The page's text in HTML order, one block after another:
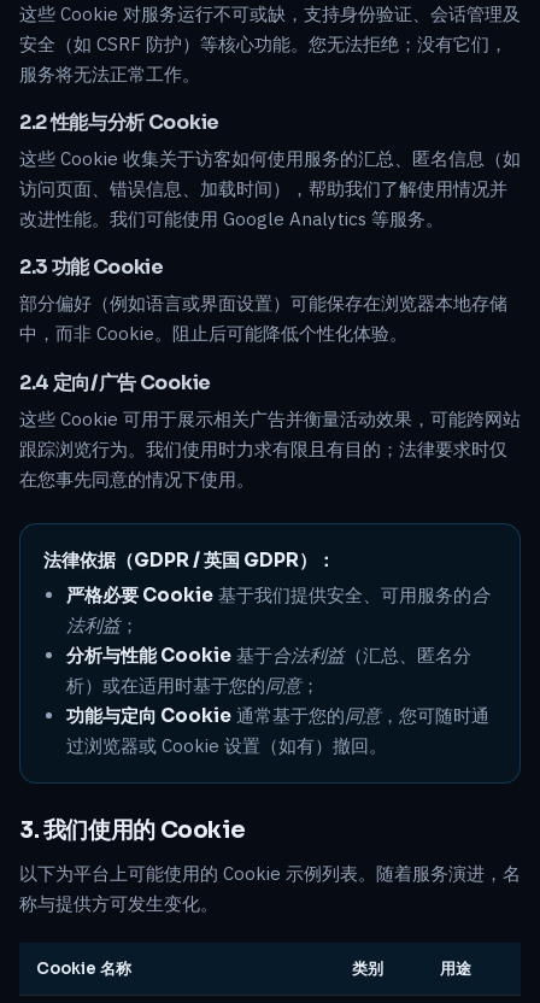
这些 Cookie 对服务运行不可或缺，支持身份验证、会话管理及
安全（如 CSRF 防护）等核心功能。您无法拒绝；没有它们，
服务将无法正常工作。
2.2 性能与分析 Cookie
这些 Cookie 收集关于访客如何使用服务的汇总、匿名信息（如
访问页面、错误信息、加载时间），帮助我们了解使用情况并
改进性能。我们可能使用 Google Analytics 等服务。
2.3 功能 Cookie
部分偏好（例如语言或界面设置）可能保存在浏览器本地存储
中，而非 Cookie。阻止后可能降低个性化体验。
2.4 定向/广告 Cookie
这些 Cookie 可用于展示相关广告并衡量活动效果，可能跨网站
跟踪浏览行为。我们使用时力求有限且有目的；法律要求时仅
在您事先同意的情况下使用。
法律依据（GDPR / 英国 GDPR）：
严格必要 Cookie 基于我们提供安全、可用服务的合
法利益；
分析与性能 Cookie 基于合法利益（汇总、匿名分
析）或在适用时基于您的同意；
功能与定向 Cookie 通常基于您的同意，您可随时通
过浏览器或 Cookie 设置（如有）撤回。
3. 我们使用的 Cookie
以下为平台上可能使用的 Cookie 示例列表。随着服务演进，名
称与提供方可发生变化。
Cookie 名称 类别 用途